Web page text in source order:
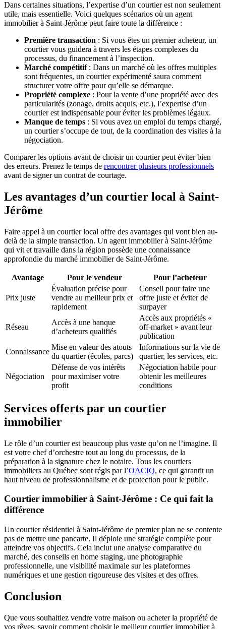
Dans certaines situations, l’expertise d’un courtier est non seulement
utile, mais essentielle. Voici quelques scénarios où un agent
immobilier à Saint-Jérôme peut faire toute la différence :
Première transaction : Si vous êtes un premier acheteur, un
courtier vous guidera à travers les étapes complexes du
processus, du financement à l’inspection.
Marché compétitif: Dans un marché où les offres multiples
sont fréquentes, un courtier expérimenté saura comment
structurer votre offre pour qu’elle se démarque.
Propriété complexe : Pour la vente d’une propriété avec des
particularités (zonage, droits acquis, etc.), l’expertise d’un
courtier est indispensable pour éviter les problèmes légaux.
Manque de temps : Si vous avez un emploi du temps chargé,
un courtier s’occupe de tout, de la coordination des visites à la
négociation.
Comparer les options avant de choisir un courtier peut éviter bien
des erreurs. Prenez le temps de rencontrer plusieurs professionnels
avant de signer un contrat de courtage.
Les avantages d’un courtier local à Saint-
Jérôme
Faire appel à un courtier local offre des avantages qui vont bien au-
delà de la simple transaction. Un agent immobilier à Saint-Jérôme
qui vit et travaille dans la région possède une connaissance
approfondie du marché immobilier de Saint-Jérôme.
Avantage Pour le vendeur Pour l’acheteur
Prix juste
Évaluation précise pour
vendre au meilleur prix et
rapidement
Conseil pour faire une
offre juste et éviter de
surpayer
Réseau
Accès à une banque
d’acheteurs qualifiés
Accès aux propriétés «
off-market » avant leur
publication
Connaissance
Mise en valeur des atouts
du quartier (écoles, parcs)
Informations sur la vie de
quartier, les services, etc.
Négociation
Défense de vos intérêts
pour maximiser votre
profit
Négociation habile pour
obtenir les meilleures
conditions
Services offerts par un courtier
immobilier
Le rôle d’un courtier est beaucoup plus vaste qu’on ne l’imagine. Il
est votre chef d’orchestre tout au long du processus, de la
préparation à la signature chez le notaire. Tous les courtiers
immobiliers au Québec sont régis par l’OACIQ, ce qui garantit un
haut niveau de professionnalisme et de protection pour le public.
Courtier immobilier à Saint-Jérôme : Ce qui fait la
différence
Un courtier résidentiel à Saint-Jérôme de premier plan ne se contente
pas de mettre une pancarte. Il déploie une stratégie complète pour
atteindre vos objectifs. Cela inclut une analyse comparative du
marché, des conseils en home staging, une photographie
professionnelle, une visibilité maximale sur les plateformes
numériques et une gestion rigoureuse des visites et des offres.
Conclusion
Que vous souhaitiez vendre votre maison ou acheter la propriété de
vos rêves, savoir comment choisir le meilleur courtier immobilier à